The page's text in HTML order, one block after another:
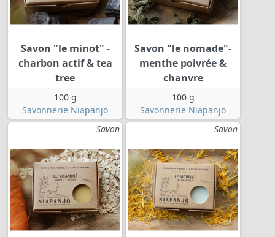
Savon "le minot" -
charbon actif & tea
tree
100 g
Savonnerie Niapanjo
Savon "le nomade"-
menthe poivrée &
chanvre
100 g
Savonnerie Niapanjo
Savon
Savon